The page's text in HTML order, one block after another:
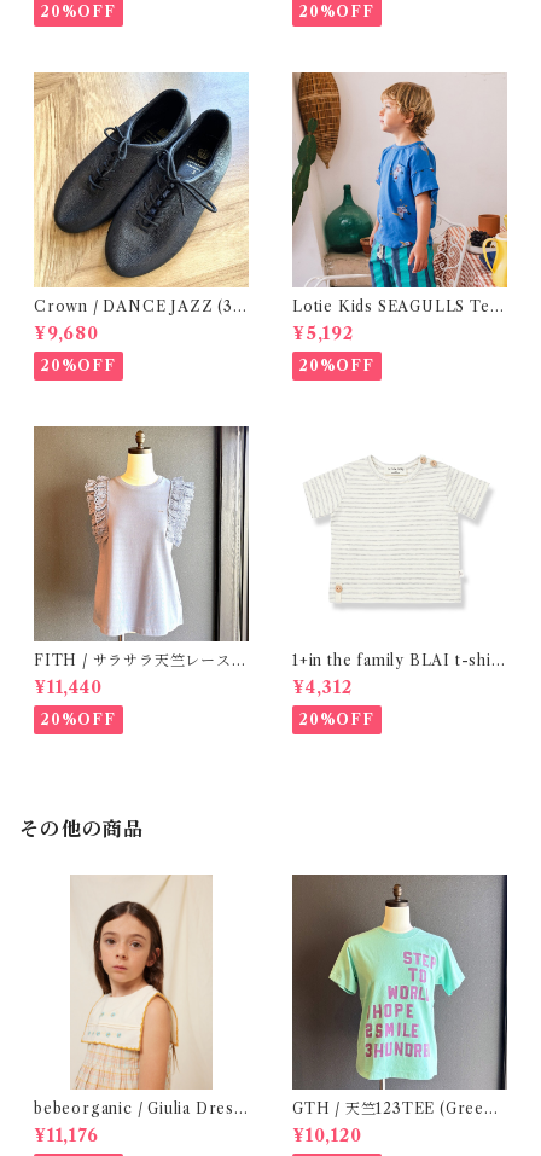
20%OFF 20%OFF
Crown / DANCE JAZZ (3:2
2cm / 6:24-24,5 ) Black
¥9,680
20%OFF
Lotie Kids SEAGULLS Tee
(12m- 8Y)
¥5,192
20%OFF
FITH / サラサラ天竺レースT
シャツ (BL) / 145・155
¥11,440
20%OFF
1+in the family BLAI t-shirt
(Grey)
¥4,312
20%OFF
その他の商品
bebeorganic / Giulia Dress
Lagoon Check (2-6y)
¥11,176
GTH / 天竺123TEE (Green)
/ Size 1
¥10,120